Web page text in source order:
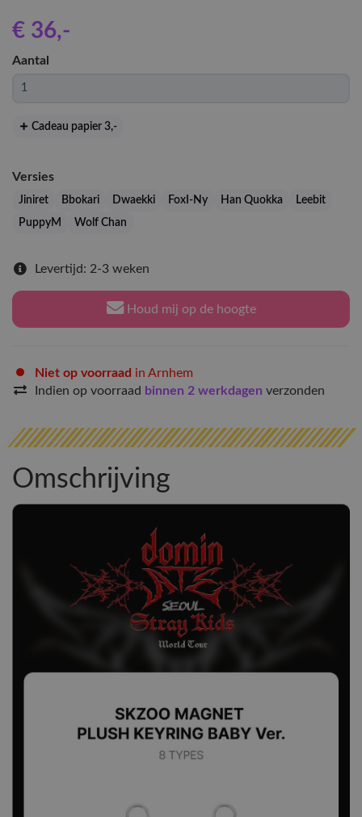
€ 36,-
Aantal
Cadeau papier 3,-
Versies
Jiniret Bbokari Dwaekki FoxI-Ny Han Quokka
Leebit
PuppyM
Wolf Chan
Levertijd: 2-3 weken
Houd mij op de hoogte
Niet op voorraad in Arnhem
Indien op voorraad binnen 2 werkdagen verzonden
Omschrijving